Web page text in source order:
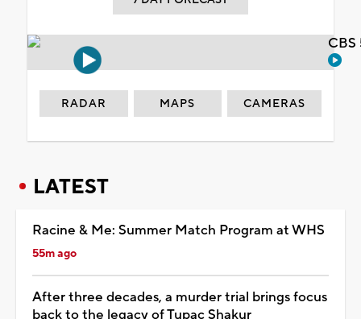
RADAR MAPS CAMERAS
LATEST
Racine & Me: Summer Match Program at WHS
55m ago
After three decades, a murder trial brings focus
back to the legacy of Tupac Shakur